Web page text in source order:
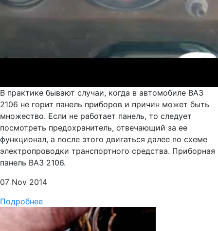
В практике бывают случаи, когда в автомобиле ВАЗ
2106 не горит панель приборов и причин может быть
множество. Если не работает панель, то следует
посмотреть предохранитель, отвечающий за ее
функционал, а после этого двигаться далее по схеме
электропроводки транспортного средства. Приборная
панель ВАЗ 2106.
07 Nov 2014
Подробнее